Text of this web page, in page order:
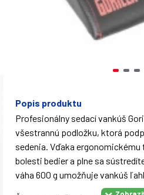
Popis produktu
Profesionálny sedací vankúš
všestrannú podložku, ktorá
sedenia. Vďaka
bolesti bedier a plne sa
váha 600 g umožňuje vankúš